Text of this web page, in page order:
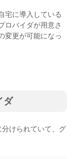
宅に導入している
ロバイダが用意さ
変更が可能になっ
ダ
分けられていて、グ